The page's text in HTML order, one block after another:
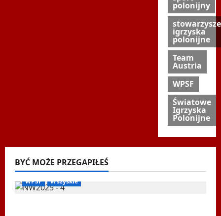
polonijny
igrzyska
polonijne
Team
Austria
WPSF
Światowe
Igrzyska
Polonijne
BYĆ MOŻE PRZEGAPIŁEŚ
Biegi i rekreacja Inne Nordic Walking
WPSF
Wszyskie